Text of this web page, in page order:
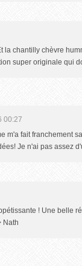
la chantilly chèvre
super originale qui
00:27
m'a fait franchement
Je n'ai pas assez
! Une belle
Nath